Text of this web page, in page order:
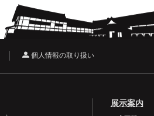
個人情報の取り扱い
展示案内